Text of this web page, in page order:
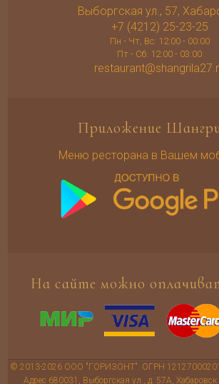
Выборгская ул., 57,
+7 (4212) 25-23-25
Пн - Чт, Вс: 12:00 - 00:00
Пт - Сб: 12:00 - 03:00
Приложение
Меню ресторана в Вашем
На сайте можно
© 2013-2026 ООО "ГОРИЗОНТ". ОГРН
Адрес 680031, Выборгская ул., д. 57А, Хабаровск